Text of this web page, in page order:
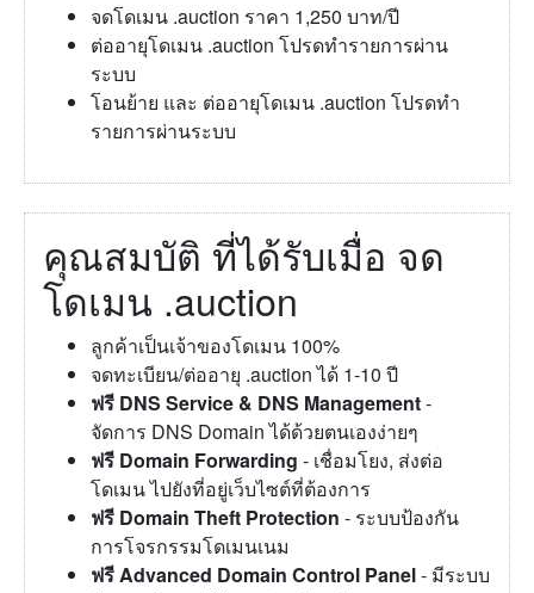
จดโดเมน .auction ราคา 1,250 บาท/ปี
ต่ออายุโดเมน .auction โปรดทำรายการผ่าน
ระบบ
โอนย้าย และ ต่ออายุโดเมน .auction โปรดทำ
รายการผ่านระบบ
คุณสมบัติ ที่ได้รับเมื่อ จด
โดเมน .auction
ลูกค้าเป็นเจ้าของโดเมน 100%
จดทะเบียน/ต่ออายุ .auction ได้ 1-10 ปี
ฟรี DNS Service & DNS Management-
จัดการ DNS Domain ได้ด้วยตนเองง่ายๆ
ฟรี Domain Forwarding - เชื่อมโยง, ส่งต่อ
โดเมน ไปยังที่อยู่เว็บไซต์ที่ต้องการ
ฟรี Domain Theft Protection - ระบบป้องกัน
การโจรกรรมโดเมนเนม
ฟรี Advanced Domain Control Panel- มีระบบ